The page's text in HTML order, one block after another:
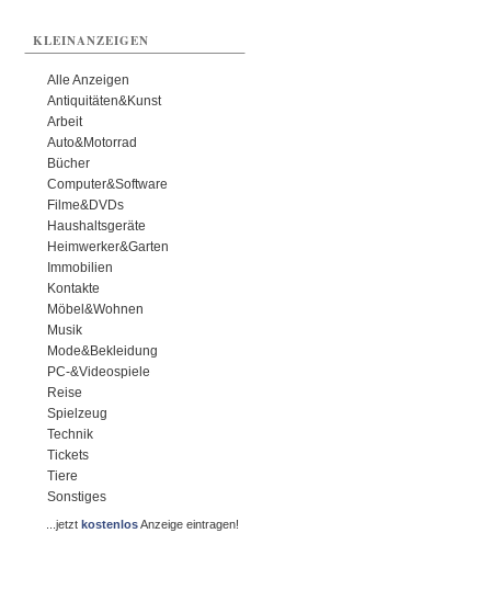
KLEINANZEIGEN
Alle Anzeigen
Antiquitäten&Kunst
Arbeit
Auto&Motorrad
Bücher
Computer&Software
Filme&DVDs
Haushaltsgeräte
Heimwerker&Garten
Immobilien
Kontakte
Möbel&Wohnen
Musik
Mode&Bekleidung
PC-&Videospiele
Reise
Spielzeug
Technik
Tickets
Tiere
Sonstiges
...jetztkostenlosAnzeige eintragen!